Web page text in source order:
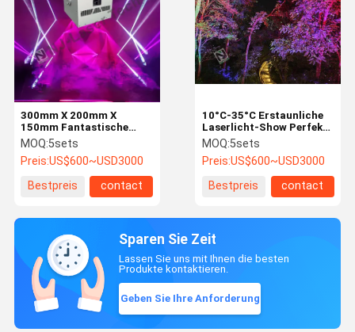
300mm X 200mm X
150mm Fantastische
Laser-Spektakel für
Übersee-Projekte
MOQ:5sets
Preis:US$600~USD3000
Bestpreis
contact
10°C-35°C Erstaunliche
Laserlicht-Show Perfekt
stabil für große
Veranstaltungen
MOQ:5sets
Preis:US$600~USD3000
Bestpreis
contact
Sparen Sie Zeit
Lassen Sie uns mit Ihnen die besten
Produkte kontaktieren.
Geben Sie Ihre Anforderung